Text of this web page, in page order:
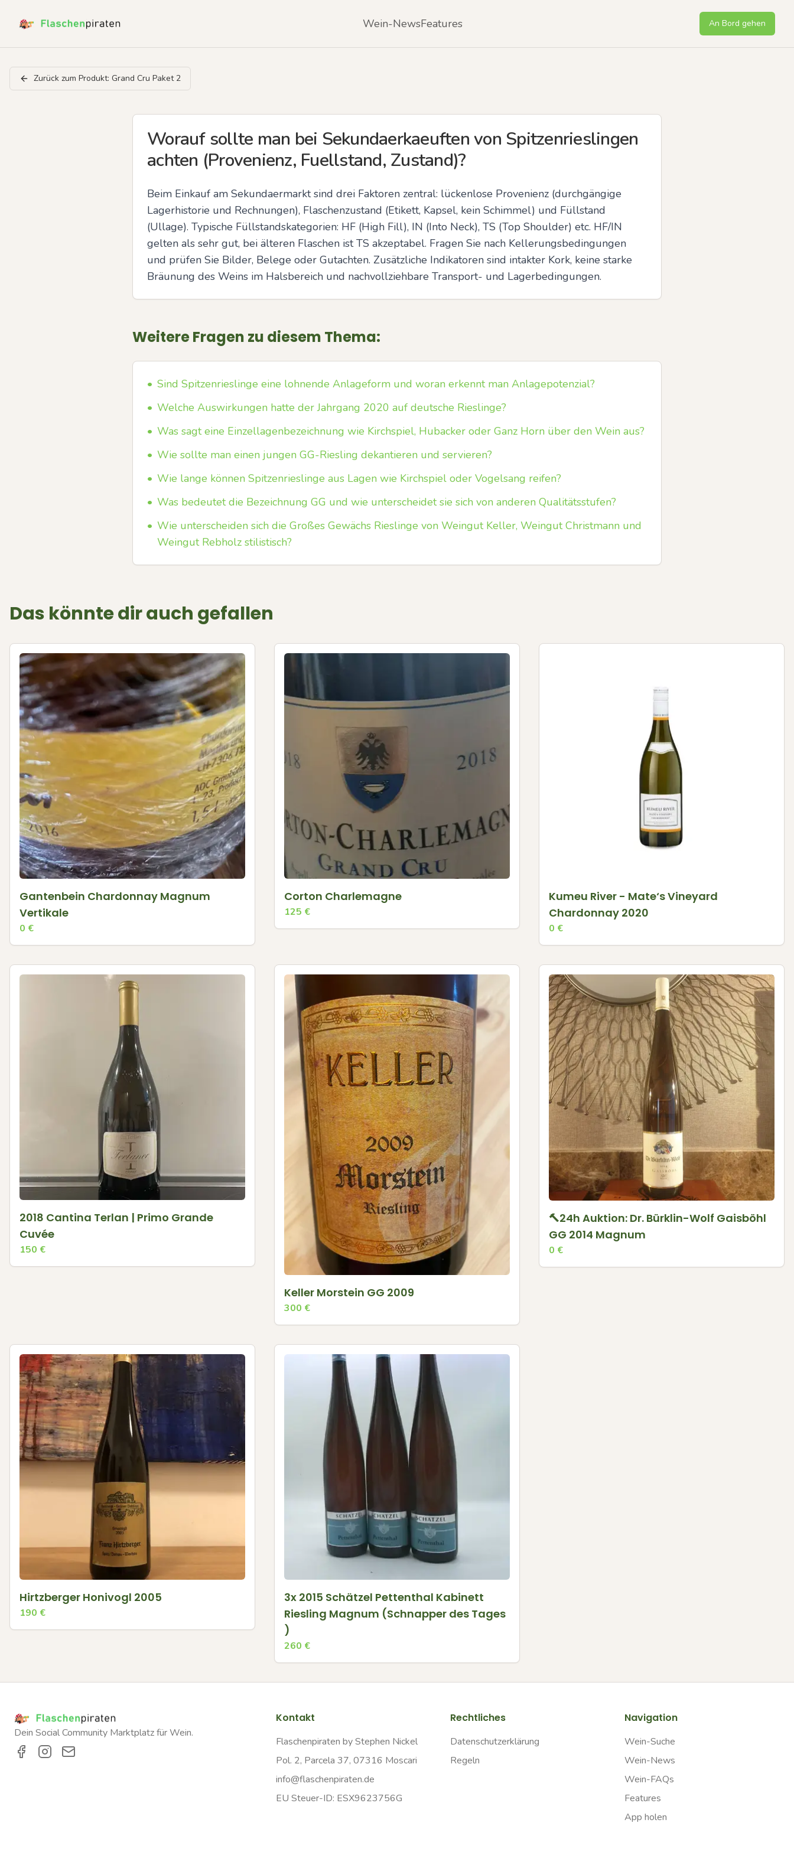
Wein-NewsFeatures An Bord gehen
Zurück zum Produkt: Grand Cru Paket 2
Worauf sollte man bei Sekundaerkaeuften von Spitzenrieslingen
achten (Provenienz, Fuellstand, Zustand)?
Beim Einkauf am Sekundaermarkt sind drei Faktoren zentral: lückenlose Provenienz (durchgängige
Lagerhistorie und Rechnungen), Flaschenzustand (Etikett, Kapsel, kein Schimmel) und Füllstand
(Ullage). Typische Füllstandskategorien: HF (High Fill), IN (Into Neck), TS (Top Shoulder) etc. HF/IN
gelten als sehr gut, bei älteren Flaschen ist TS akzeptabel. Fragen Sie nach Kellerungsbedingungen
und prüfen Sie Bilder, Belege oder Gutachten. Zusätzliche Indikatoren sind intakter Kork, keine starke
Bräunung des Weins im Halsbereich und nachvollziehbare Transport- und Lagerbedingungen.
Weitere Fragen zu diesem Thema:
• Sind Spitzenrieslinge eine lohnende Anlageform und woran erkennt man Anlagepotenzial?
• Welche Auswirkungen hatte der Jahrgang 2020 auf deutsche Rieslinge?
• Was sagt eine Einzellagenbezeichnung wie Kirchspiel, Hubacker oder Ganz Horn über den Wein aus?
• Wie sollte man einen jungen GG-Riesling dekantieren und servieren?
• Wie lange können Spitzenrieslinge aus Lagen wie Kirchspiel oder Vogelsang reifen?
• Was bedeutet die Bezeichnung GG und wie unterscheidet sie sich von anderen Qualitätsstufen?
• Wie unterscheiden sich die Großes Gewächs Rieslinge von Weingut Keller, Weingut Christmann und
Weingut Rebholz stilistisch?
Das könnte dir auch gefallen
Gantenbein Chardonnay Magnum
Vertikale
0 €
Corton Charlemagne
125 €
Kumeu River - Mate‘s Vineyard
Chardonnay 2020
0 €
2018 Cantina Terlan | Primo Grande
Cuvée
150 €
Keller Morstein GG 2009
300 €
🔨24h Auktion: Dr. Bürklin-Wolf Gaisböhl
GG 2014 Magnum
0 €
Hirtzberger Honivogl 2005
190 €
3x 2015 Schätzel Pettenthal Kabinett
Riesling Magnum (Schnapper des Tages
)
260 €
Dein Social Community Marktplatz für Wein.
Kontakt
Flaschenpiraten by Stephen Nickel
Pol. 2, Parcela 37, 07316 Moscari
info@flaschenpiraten.de
EU Steuer-ID: ESX9623756G
Rechtliches
Datenschutzerklärung
Regeln
Navigation
Wein-Suche
Wein-News
Wein-FAQs
Features
App holen